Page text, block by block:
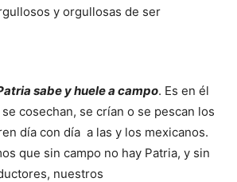
y orgullosas de ser
sabe y huele a campo. Es en él
cosechan, se crían o se pescan los
día con día a las y los mexicanos.
que sin campo no hay Patria, y sin
nuestros